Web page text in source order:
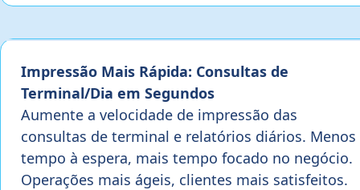
Impressão Mais Rápida: Consultas de
Terminal/Dia em Segundos
Aumente a velocidade de impressão das
consultas de terminal e relatórios diários. Menos
tempo à espera, mais tempo focado no negócio.
Operações mais ágeis, clientes mais satisfeitos.